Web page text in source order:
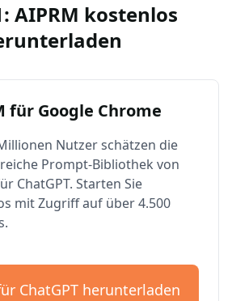
AIPRM kostenlos
für Google Chrome
Nutzer schätzen die
Prompt-Bibliothek von
ChatGPT. Starten Sie
mit Zugriff auf über 4.500
ChatGPT herunterladen